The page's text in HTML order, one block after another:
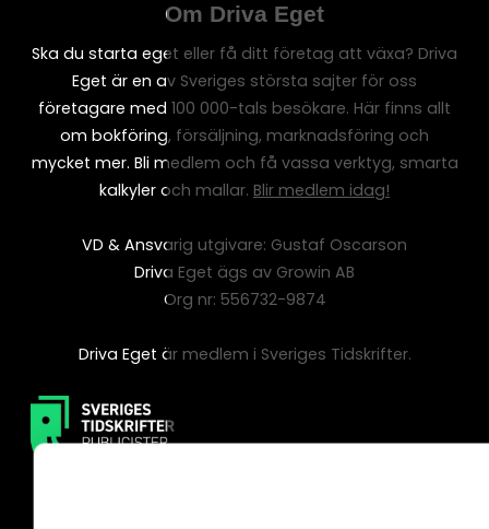
Om Driva Eget
Ska du starta eget eller få ditt företag att växa? Driva
Eget är en av Sveriges största sajter för oss
företagare med 100 000-tals besökare. Här finns allt
om bokföring, försäljning, marknadsföring och
mycket mer. Bli medlem och få vassa verktyg, smarta
kalkyler och mallar. Blir medlem idag!
VD & Ansvarig utgivare: Gustaf Oscarson
Driva Eget ägs av Growin AB
Org nr: 556732-9874
Driva Eget är medlem i Sveriges Tidskrifter.